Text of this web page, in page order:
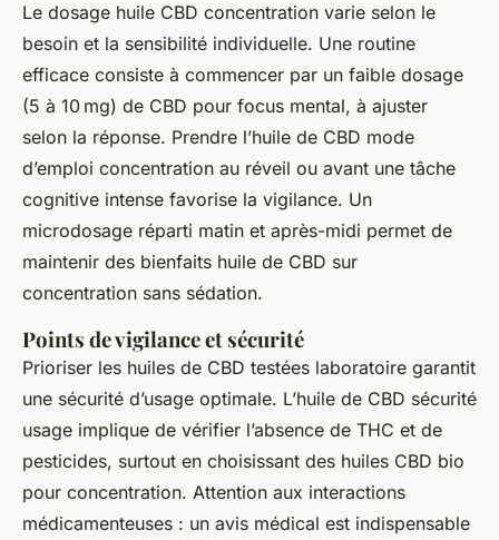
Le dosage huile CBD concentration varie selon le
besoin et la sensibilité individuelle. Une routine
efficace consiste à commencer par un faible dosage
(5 à 10 mg) de CBD pour focus mental, à ajuster
selon la réponse. Prendre l’huile de CBD mode
d’emploi concentration au réveil ou avant une tâche
cognitive intense favorise la vigilance. Un
microdosage réparti matin et après-midi permet de
maintenir des bienfaits huile de CBD sur
concentration sans sédation.
Points de vigilance et sécurité
Prioriser les huiles de CBD testées laboratoire garantit
une sécurité d’usage optimale. L’huile de CBD sécurité
usage implique de vérifier l’absence de THC et de
pesticides, surtout en choisissant des huiles CBD bio
pour concentration. Attention aux interactions
médicamenteuses : un avis médical est indispensable